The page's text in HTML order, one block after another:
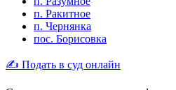
п. Ракитное
п. Чернянка
пос. Борисовка
✍ Подать в суд онлайн